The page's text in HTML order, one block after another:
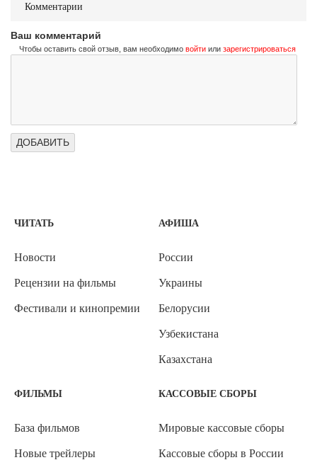
Комментарии
Ваш комментарий
Чтобы оставить свой отзыв, вам необходимо войти или зарегистрироваться
ЧИТАТЬ
Новости
Рецензии на фильмы
Фестивали и кинопремии
АФИША
России
Украины
Белорусии
Узбекистана
Казахстана
ФИЛЬМЫ
База фильмов
Новые трейлеры
КАССОВЫЕ СБОРЫ
Мировые кассовые сборы
Кассовые сборы в России